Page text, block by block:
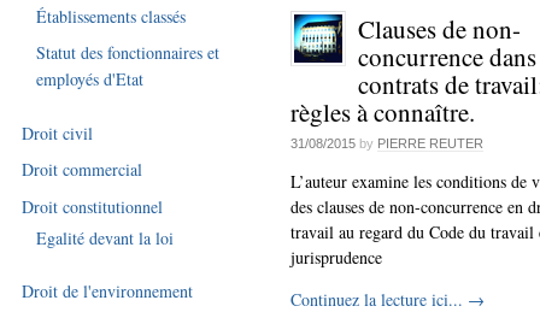
Clauses de non-
concurrence
contrats de
règles à connaître.
31/08/2015 by PIERRE REUTER
L’auteur examine les conditions de
des clauses de non-concurrence en
travail au regard du Code du travail
jurisprudence
Continuez la lecture ici... →
Établissements classés
Statut des fonctionnaires et
employés d'Etat
Droit civil
Droit commercial
Droit constitutionnel
Egalité devant la loi
Droit de l'environnement